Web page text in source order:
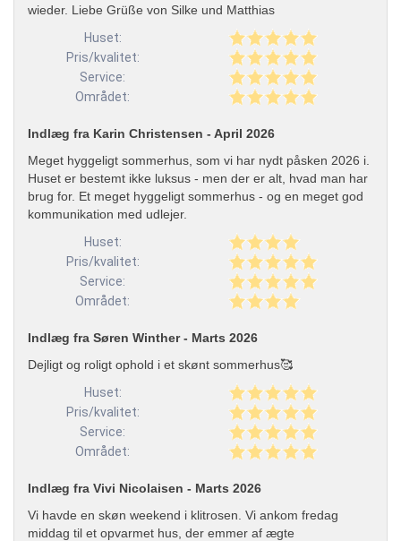
wieder. Liebe Grüße von Silke und Matthias
Huset:
Pris/kvalitet:
Service:
Området:
Indlæg fra Karin Christensen - April 2026
Meget hyggeligt sommerhus, som vi har nydt påsken 2026 i.
Huset er bestemt ikke luksus - men der er alt, hvad man har
brug for. Et meget hyggeligt sommerhus - og en meget god
kommunikation med udlejer.
Huset:
Pris/kvalitet:
Service:
Området:
Indlæg fra Søren Winther - Marts 2026
Dejligt og roligt ophold i et skønt sommerhus🥰
Huset:
Pris/kvalitet:
Service:
Området:
Indlæg fra Vivi Nicolaisen - Marts 2026
Vi havde en skøn weekend i klitrosen. Vi ankom fredag
middag til et opvarmet hus, der emmer af ægte